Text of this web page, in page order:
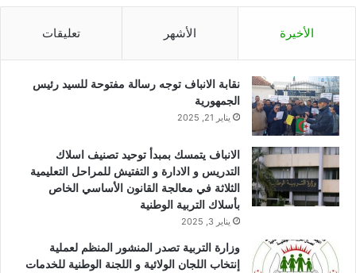
الأخيرة الأشهر تعليقات
نقابة الانباف توجه رسالة مفتوحة للسيد رئيس
الجمهورية
يناير 21, 2025
الانباف يتمسك بمبدأ توحيد تصنيف اسلاك
التدريس و الادارة و التفتيش للمراحل التعليمية
الثلاثة في معالجة القانون الأساسي الخاص
بأسلاك التربية الوطنية
يناير 3, 2025
وزارة التربية تصدر المنشور المنظم لعملية
إنتخاب اللجان الولائية و اللجنة الوطنية للخدمات